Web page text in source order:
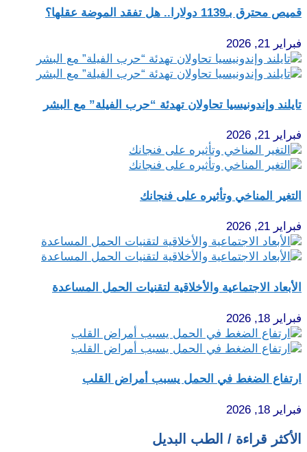
قميص محترق بـ1139 دولارا.. هل تفقد الموضة عقلها؟
فبراير 21, 2026
تايلند وإندونيسيا تحاولان تهدئة “حرب الفيلة” مع البشر
فبراير 21, 2026
التغير المناخي وتأثيره على فنجانك
فبراير 21, 2026
الأبعاد الاجتماعية والأخلاقية لتقنيات الحمل المساعدة
فبراير 18, 2026
ارتفاع الضغط في الحمل يسبب أمراض القلب
فبراير 18, 2026
الأكثر قراءة / الطب البديل